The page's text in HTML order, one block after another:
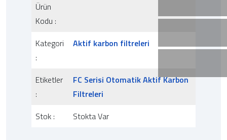
Ürün
Kodu :
Kategori
:
Aktif karbon filtreleri
Etiketler
:
FC Serisi Otomatik Aktif Karbon
Filtreleri
Stok :
Stokta Var